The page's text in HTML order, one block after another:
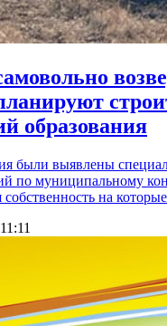
образования
были выявлены
по муниципальному
собственность на
11:11